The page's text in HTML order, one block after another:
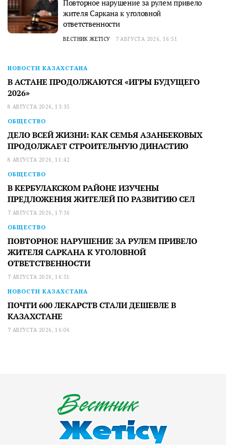
Повторное нарушение за рулем привело
жителя Саркана к уголовной
ответственности
ВЕСТНИК ЖЕТІСУ 7 АВГУСТА 2026, 16:51
НОВОСТИ КАЗАХСТАНА
В АСТАНЕ ПРОДОЛЖАЮТСЯ «ИГРЫ БУДУЩЕГО
2026»
8 АВГУСТА 2026, 13:35
ОБЩЕСТВО
ДЕЛО ВСЕЙ ЖИЗНИ: КАК СЕМЬЯ АЗАНБЕКОВЫХ
ПРОДОЛЖАЕТ СТРОИТЕЛЬНУЮ ДИНАСТИЮ
8 АВГУСТА 2026, 11:42
ОБЩЕСТВО
В КЕРБУЛАКСКОМ РАЙОНЕ ИЗУЧЕНЫ
ПРЕДЛОЖЕНИЯ ЖИТЕЛЕЙ ПО РАЗВИТИЮ СЕЛ
7 АВГУСТА 2026, 17:36
ОБЩЕСТВО
ПОВТОРНОЕ НАРУШЕНИЕ ЗА РУЛЕМ ПРИВЕЛО
ЖИТЕЛЯ САРКАНА К УГОЛОВНОЙ
ОТВЕТСТВЕННОСТИ
7 АВГУСТА 2026, 16:51
НОВОСТИ КАЗАХСТАНА
ПОЧТИ 600 ЛЕКАРСТВ СТАЛИ ДЕШЕВЛЕ В
КАЗАХСТАНЕ
7 АВГУСТА 2026, 16:06